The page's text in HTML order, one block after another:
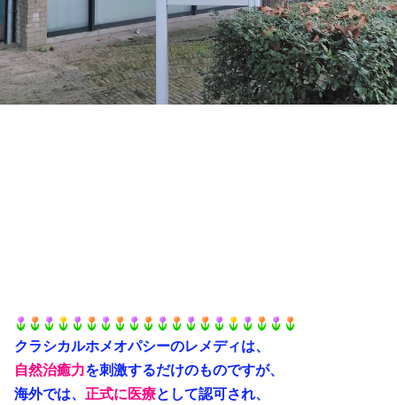
クラシカルホメオパシーのレメディは、
自然治癒力を刺激するだけのものですが、
海外では、 正式に 医療として認可され、